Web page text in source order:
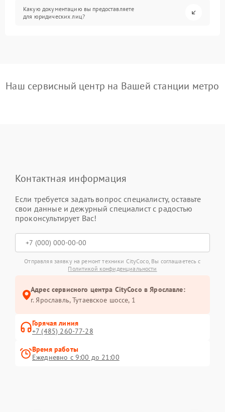
Какую документацию вы предоставляете
для юридических лиц?
Наш сервисный центр на Вашей станции метро
Контактная информация
Если требуется задать вопрос специалисту, оставьте
свои данные и дежурный специалист с радостью
проконсультирует Вас!
Отправляя заявку на ремонт техники CityCoco, Вы соглашаетесь с
Политикой конфиденциальности
Адрес сервисного центра CityCoco в Ярославле:
г. Ярославль, Тутаевское шоссе, 1
Горячая линия
+7 (485) 260-77-28
Время работы
Ежедневно с 9:00 до 21:00